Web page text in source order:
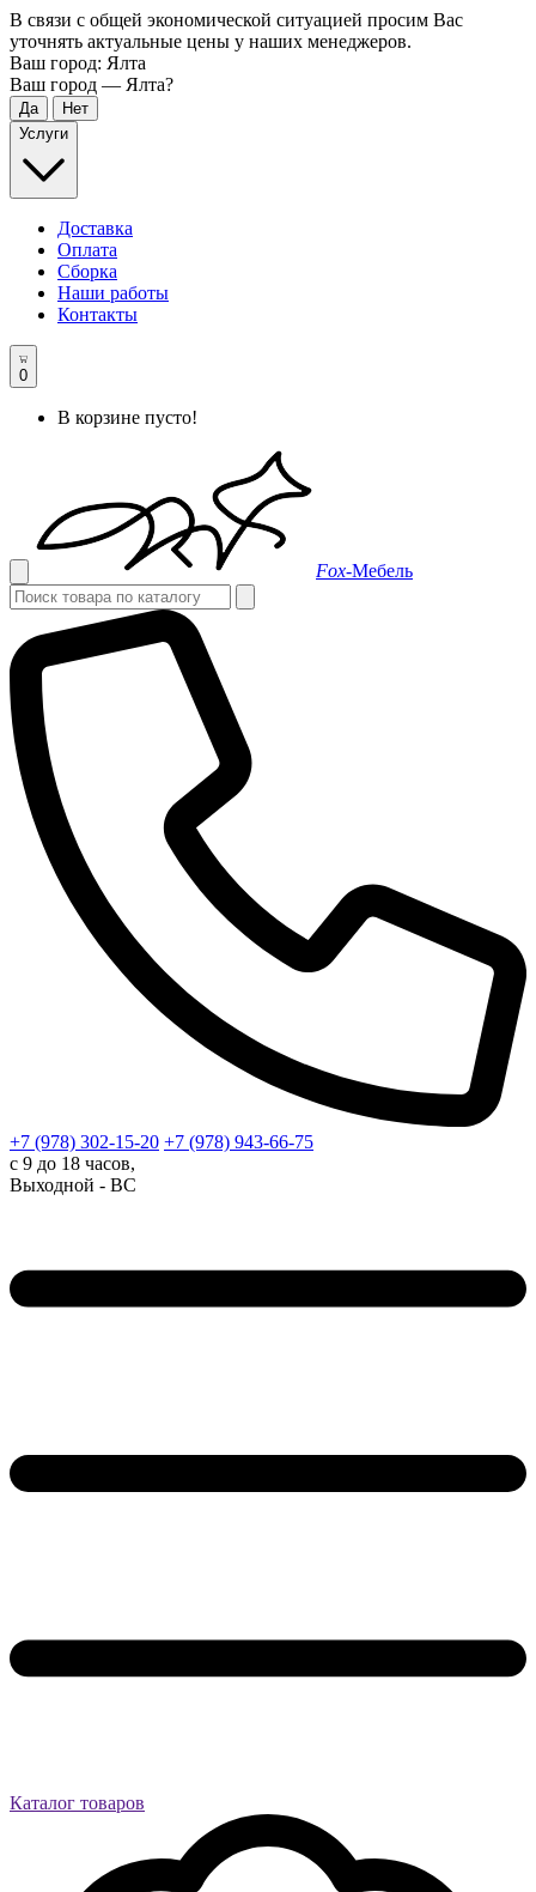
В связи с общей экономической ситуацией просим Вас
уточнять актуальные цены у наших менеджеров.
Ваш город: Ялта
Ваш город — Ялта?
Услуги
Доставка
Оплата
Сборка
Наши работы
Контакты
0
В корзине пусто!
Fox-Мебель
+7 (978) 302-15-20 +7 (978) 943-66-75
с 9 до 18 часов,
Выходной - ВС
Каталог товаров